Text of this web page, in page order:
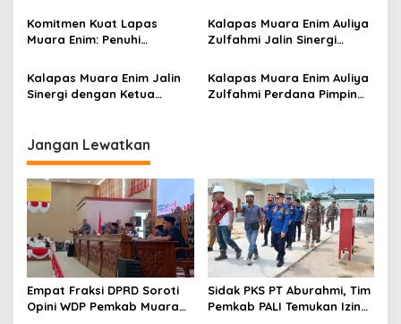
Hidroponik
Komitmen Kuat Lapas
Muara Enim: Penuhi
Binaan, Wujudkan Bersih
Narkoba
Kalapas Muara Enim Auliya
Zulfahmi Jalin Sinergi
Kalapas Muara Enim Jalin
Sinergi dengan Ketua
Kalapas Muara Enim Auliya
Zulfahmi Perdana Pimpin
Jangan Lewatkan
Empat Fraksi DPRD Soroti
Opini WDP Pemkab Muara
Sidak PKS PT Aburahmi, Tim
Pemkab PALI Temukan Izin